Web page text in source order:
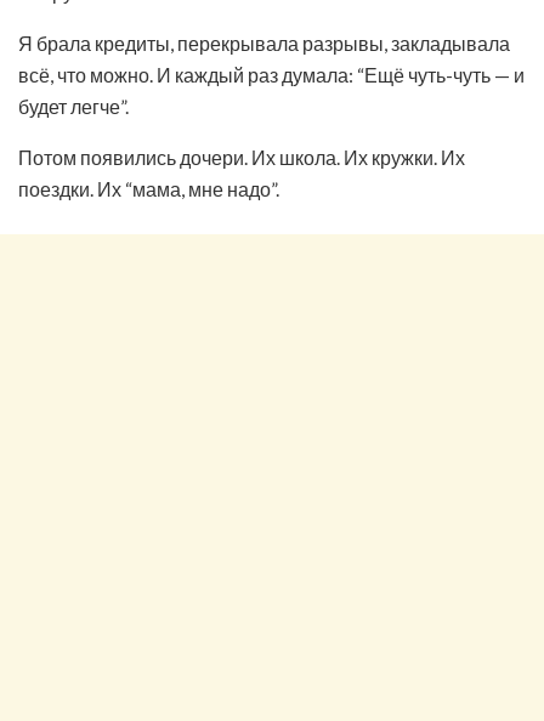
Я брала кредиты, перекрывала разрывы, закладывала
всё, что можно. И каждый раз думала: “Ещё чуть-чуть — и
будет легче”.
Потом появились дочери. Их школа. Их кружки. Их
поездки. Их “мама, мне надо”.